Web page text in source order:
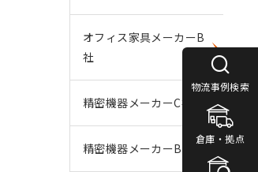
什器メーカーA社様
業務用什器のハワイ向け国際一貫輸送を受
オフィス家具メーカーB
社
精密機器メーカーC社
精密機器メーカーB社
物流事例検索
倉庫・拠点